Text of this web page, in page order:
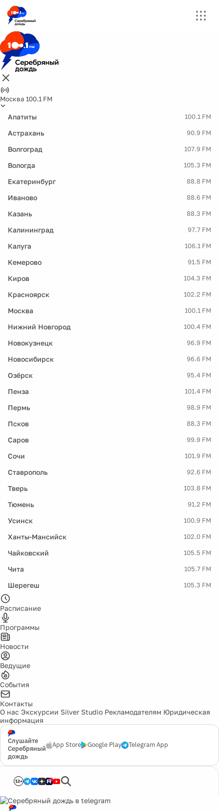
Москва 100.1 FM
Апатиты 100.1 FM
Астрахань 90.9 FM
Волгоград 107.9 FM
Вологда 105.3 FM
Екатеринбург 88.8 FM
Иваново 88.6 FM
Казань 88.3 FM
Калининград 97.7 FM
Калуга 106.1 FM
Кемерово 91.5 FM
Киров 104.3 FM
Красноярск 102.2 FM
Москва 100.1 FM
Нижний Новгород 100.4 FM
Новокузнецк 96.9 FM
Новосибирск 96.6 FM
Озёрск 95.4 FM
Пенза 101.4 FM
Пермь 98.9 FM
Псков 88.3 FM
Саров 99.9 FM
Сочи 101.9 FM
Ставрополь 92.6 FM
Тверь 103.8 FM
Тюмень 91.2 FM
Усинск 100.9 FM
Ханты-Мансийск 102.0 FM
Чайковский 105.5 FM
Чита 105.7 FM
Шерегеш 105.3 FM
Расписание
Программы
Новости
Ведущие
События
Контакты
О нас Экскурсии Silver Studio Рекламодателям Юридическая
информация
Слушайте
Серебряный
дождь
App Store Google Play Telegram App
12+